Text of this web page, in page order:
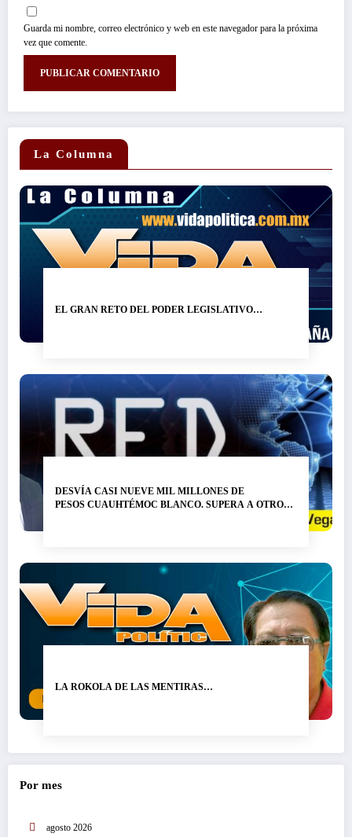
Guarda mi nombre, correo electrónico y web en este navegador para la próxima
vez que comente.
La Columna
EL GRAN RETO DEL PODER LEGISLATIVO…
DESVÍA CASI NUEVE MIL MILLONES DE
PESOS CUAUHTÉMOC BLANCO. SUPERA A OTRO
LA ROKOLA DE LAS MENTIRAS…
Por mes
agosto 2026